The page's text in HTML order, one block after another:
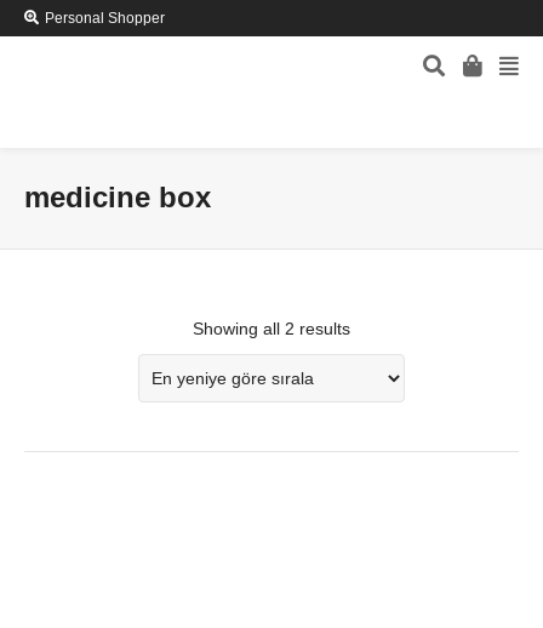
Personal Shopper
medicine box
Showing all 2 results